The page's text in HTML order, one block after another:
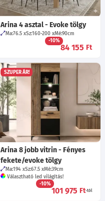
Arina 4 asztal - Evoke tölgy
Ma:76.5 Sz:160-200 Mé:90cm
-10%
84 155 Ft
SZUPER ÁR!
Arina 8 jobb vitrin - Fényes
fekete/evoke tölgy
Ma:194 Sz:67.5 Mé:39cm
Választható led világítás!
-10%
101 975 Ft-tól